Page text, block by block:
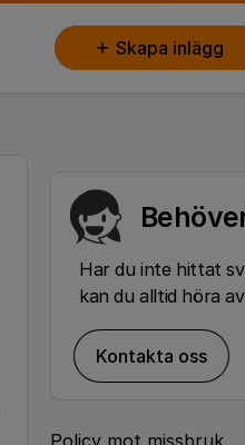
Skapa inlägg
Har du inte hittat
kan du alltid höra
Kontakta oss
Policy mot missbruk